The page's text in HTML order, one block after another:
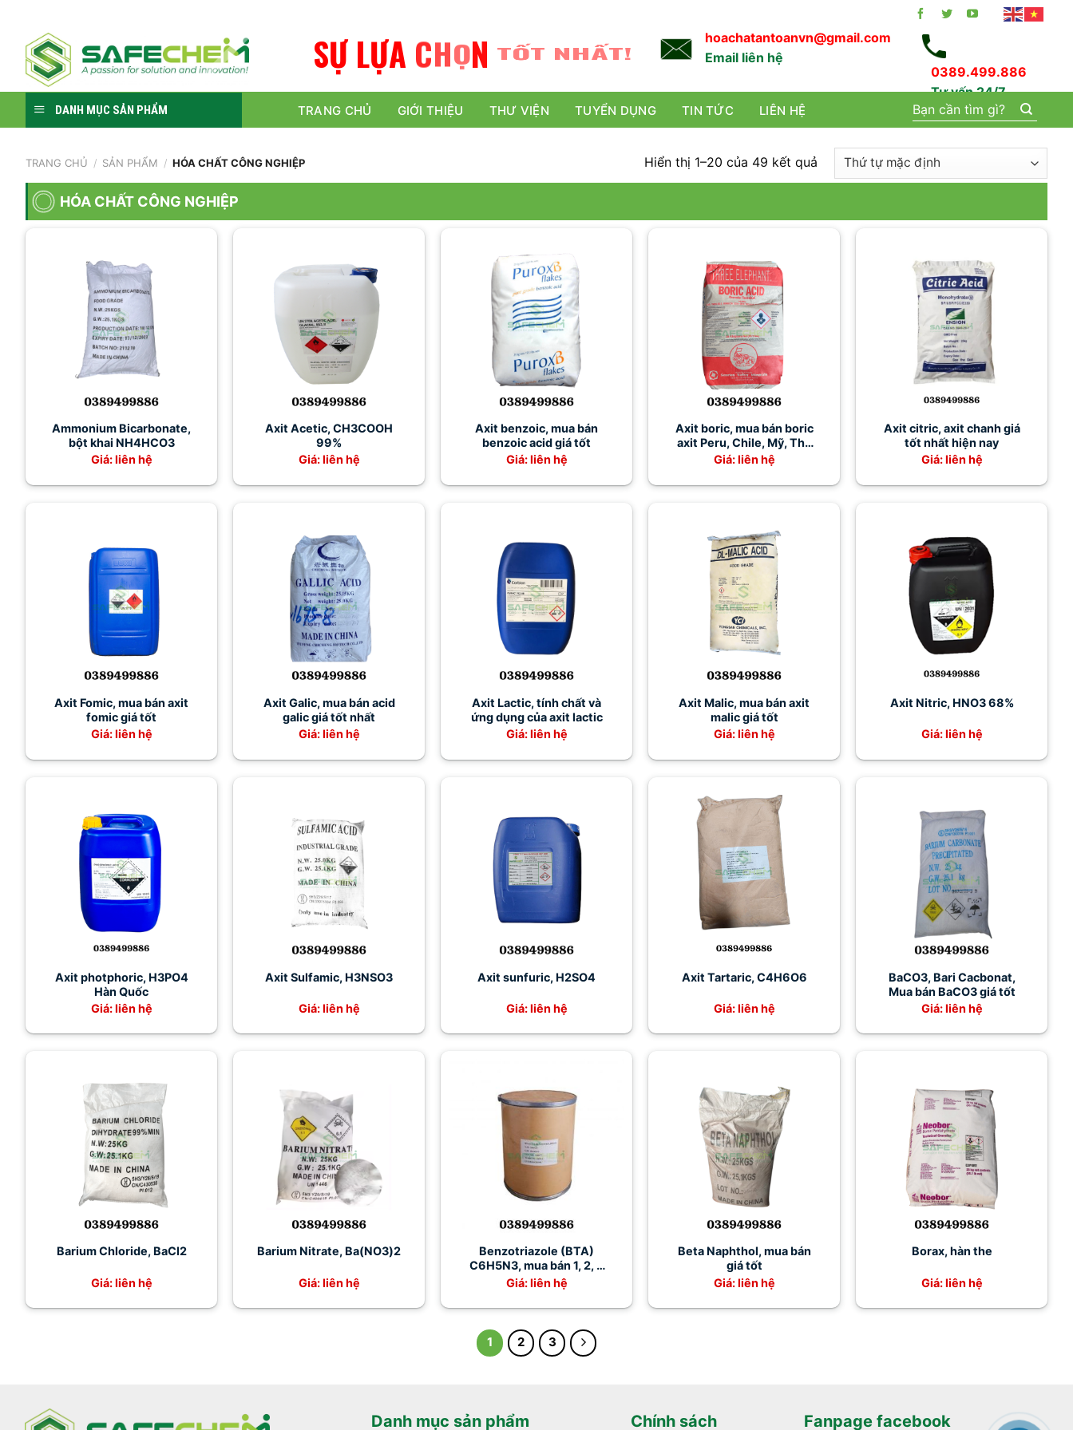
content
SỰ LỰA CHỌN TỐT NHẤT!
hoachatantoanvn@gmail.com
Email liên hệ
0389.499.886
Tư vấn 24/7
DANH MỤC SẢN PHẨM TRANG CHỦ GIỚI THIỆU THƯ VIỆN TUYỂN DỤNG TIN TỨC LIÊN HỆ
Tìm
kiếm:
TRANG CHỦ / SẢN PHẨM / HÓA CHẤT CÔNG NGHIỆP Hiển thị 1–20 của 49 kết quả
HÓA CHẤT CÔNG NGHIỆP
Ammonium Bicarbonate,
bột khai NH4HCO3
Giá: liên hệ
Axit Acetic, CH3COOH
99%
Giá: liên hệ
Axit benzoic, mua bán
benzoic acid giá tốt
Giá: liên hệ
Axit boric, mua bán boric
axit Peru, Chile, Mỹ, Thổ
Nhĩ Kỳ giá tốt
Giá: liên hệ
Axit citric, axit chanh giá
tốt nhất hiện nay
Giá: liên hệ
Axit Fomic, mua bán axit
fomic giá tốt
Giá: liên hệ
Axit Galic, mua bán acid
galic giá tốt nhất
Giá: liên hệ
Axit Lactic, tính chất và
ứng dụng của axit lactic
Giá: liên hệ
Axit Malic, mua bán axit
malic giá tốt
Giá: liên hệ
Axit Nitric, HNO3 68%
Giá: liên hệ
Axit photphoric, H3PO4
Hàn Quốc
Giá: liên hệ
Axit Sulfamic, H3NSO3
Giá: liên hệ
Axit sunfuric, H2SO4
Giá: liên hệ
Axit Tartaric, C4H6O6
Giá: liên hệ
BaCO3, Bari Cacbonat,
Mua bán BaCO3 giá tốt
Giá: liên hệ
Barium Chloride, BaCl2
Giá: liên hệ
Barium Nitrate, Ba(NO3)2
Giá: liên hệ
Benzotriazole (BTA)
C6H5N3, mua bán 1, 2, 3
benzotriazole giá tốt
Giá: liên hệ
Beta Naphthol, mua bán
giá tốt
Giá: liên hệ
Borax, hàn the
Giá: liên hệ
1 2 3
Danh mục sản phẩm Chính sách Fanpage facebook